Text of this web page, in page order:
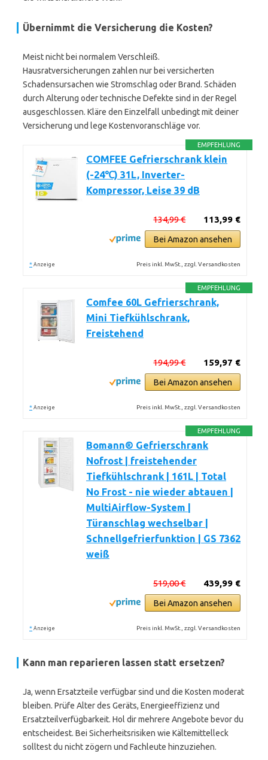
Übernimmt die Versicherung die Kosten?
Meist nicht bei normalem Verschleiß.
Hausratversicherungen zahlen nur bei versicherten
Schadensursachen wie Stromschlag oder Brand. Schäden
durch Alterung oder technische Defekte sind in der Regel
ausgeschlossen. Kläre den Einzelfall unbedingt mit deiner
Versicherung und lege Kostenvoranschläge vor.
EMPFEHLUNG
COMFEE Gefrierschrank klein
(-24℃) 31L, Inverter-
Kompressor, Leise 39 dB
113,99 €
134,99 €
Bei Amazon ansehen
* Anzeige Preis inkl. MwSt., zzgl. Versandkosten
EMPFEHLUNG
Comfee 60L Gefrierschrank,
Mini Tiefkühlschrank,
Freistehend
159,97 €
194,99 €
Bei Amazon ansehen
* Anzeige Preis inkl. MwSt., zzgl. Versandkosten
EMPFEHLUNG
Bomann® Gefrierschrank
Nofrost | freistehender
Tiefkühlschrank | 161L | Total
No Frost - nie wieder abtauen |
MultiAirflow-System |
Türanschlag wechselbar |
Schnellgefrierfunktion | GS 7362
weiß
439,99 €
519,00 €
Bei Amazon ansehen
* Anzeige Preis inkl. MwSt., zzgl. Versandkosten
Kann man reparieren lassen statt ersetzen?
Ja, wenn Ersatzteile verfügbar sind und die Kosten moderat
bleiben. Prüfe Alter des Geräts, Energieeffizienz und
Ersatzteilverfügbarkeit. Hol dir mehrere Angebote bevor du
entscheidest. Bei Sicherheitsrisiken wie Kältemittelleck
solltest du nicht zögern und Fachleute hinzuziehen.